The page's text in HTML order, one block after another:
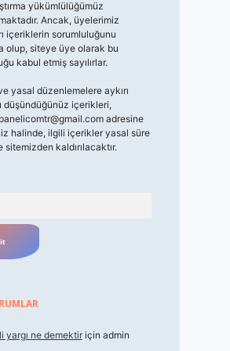
yükümlülüğümüz
Ancak, üyelerimiz
içeriklerin sorumluluğunu
olup, siteye üye olarak bu
kabul etmiş sayılırlar.
yasal düzenlemelere aykırı
düşündüğünüz içerikleri,
adresine
halinde, ilgili içerikler yasal süre
sitemizden kaldırılacaktır.
yargı ne demektiriçin admin